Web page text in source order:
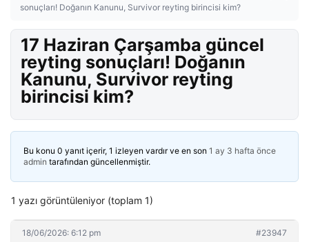
sonuçları! Doğanın Kanunu, Survivor reyting birincisi kim?
17 Haziran Çarşamba güncel
reyting sonuçları! Doğanın
Kanunu, Survivor reyting
birincisi kim?
Bu konu 0 yanıt içerir, 1 izleyen vardır ve en son 1 ay 3 hafta önce
admin tarafından güncellenmiştir.
1 yazı görüntüleniyor (toplam 1)
18/06/2026: 6:12 pm #23947